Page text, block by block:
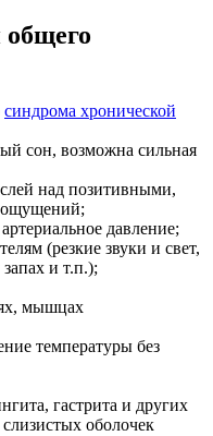
синдрома хронической
сон, возможна сильная
над позитивными,
ощущений;
давление;
(резкие звуки и свет,
и т.п.);
мышцах
температуры без
гастрита и других
оболочек